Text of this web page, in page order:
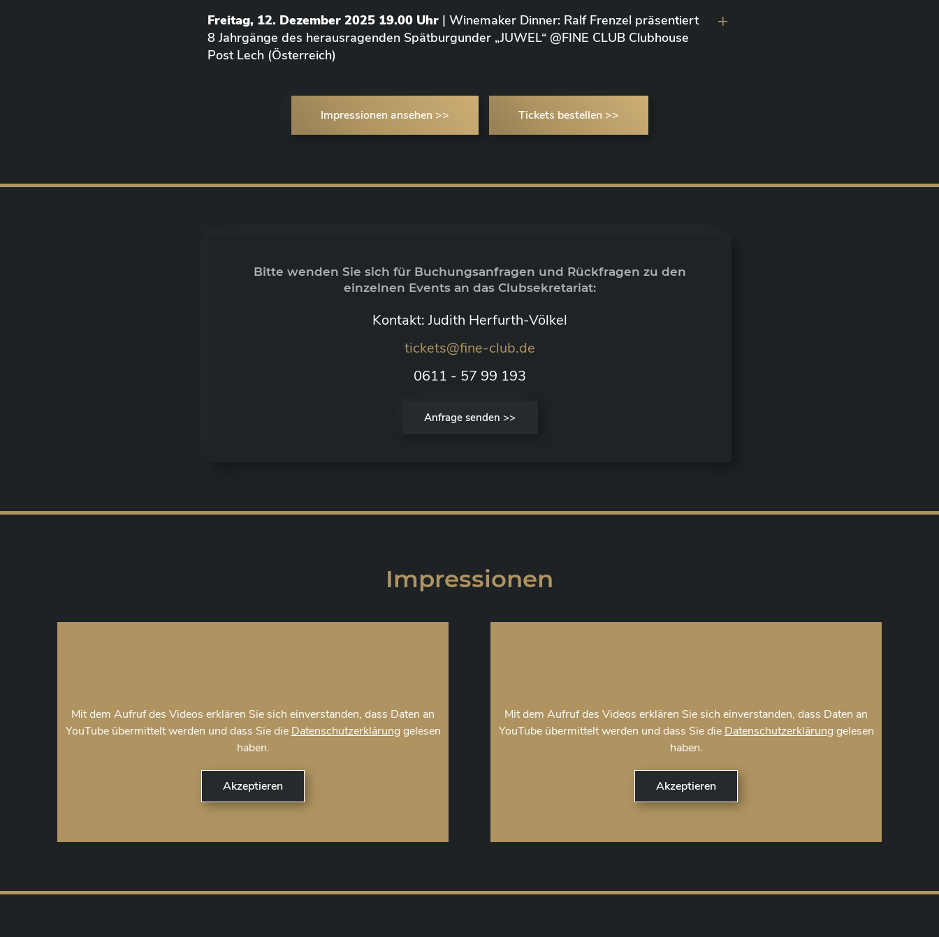
Freitag, 12. Dezember 2025 19.00 Uhr | Winemaker Dinner: Ralf Frenzel präsentiert
8 Jahrgänge des herausragenden Spätburgunder „JUWEL“ @FINE CLUB Clubhouse
Post Lech (Österreich)
Impressionen ansehen >> Tickets bestellen >>
Bitte wenden Sie sich für Buchungsanfragen und Rückfragen zu den
einzelnen Events an das Clubsekretariat:
Kontakt: Judith Herfurth-Völkel
tickets@fine-club.de
0611 - 57 99 193
Anfrage senden >>
Impressionen
Mit dem Aufruf des Videos erklären Sie sich einverstanden, dass Daten an
YouTube übermittelt werden und dass Sie die Datenschutzerklärunggelesen
haben.
Mit dem Aufruf des Videos erklären Sie sich einverstanden, dass Daten an
YouTube übermittelt werden und dass Sie die Datenschutzerklärunggelesen
haben.